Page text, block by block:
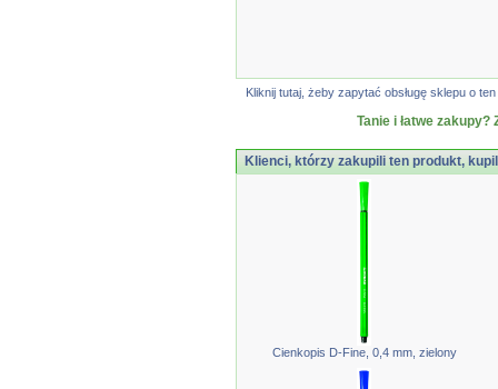
Kliknij tutaj, żeby zapytać obsługę sklepu o
Tanie i łatwe
Klienci, którzy zakupili ten produkt,
Cienkopis D-Fine, 0,4 mm, zielony